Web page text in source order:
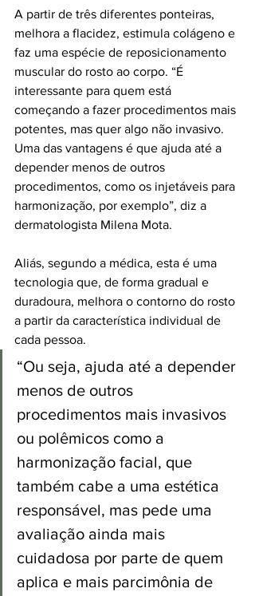
A partir de três diferentes ponteiras,
melhora a flacidez, estimula colágeno e
faz uma espécie de reposicionamento
muscular do rosto ao corpo. “É
interessante para quem está
começando a fazer procedimentos mais
potentes, mas quer algo não invasivo.
Uma das vantagens é que ajuda até a
depender menos de outros
procedimentos, como os injetáveis para
harmonização, por exemplo”, diz a
dermatologista Milena Mota.
Aliás, segundo a médica, esta é uma
tecnologia que, de forma gradual e
duradoura, melhora o contorno do rosto
a partir da característica individual de
cada pessoa.
“Ou seja, ajuda até a depender
menos de outros
procedimentos mais invasivos
ou polêmicos como a
harmonização facial, que
também cabe a uma estética
responsável, mas pede uma
avaliação ainda mais
cuidadosa por parte de quem
aplica e mais parcimônia de